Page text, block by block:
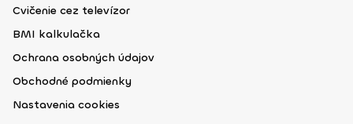
Cvičenie cez televízor
BMI kalkulačka
Ochrana osobných údajov
Obchodné podmienky
Nastavenia cookies